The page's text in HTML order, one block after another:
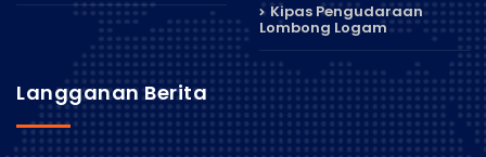
Kipas Pengudaraan
Lombong Logam
Langganan Berita